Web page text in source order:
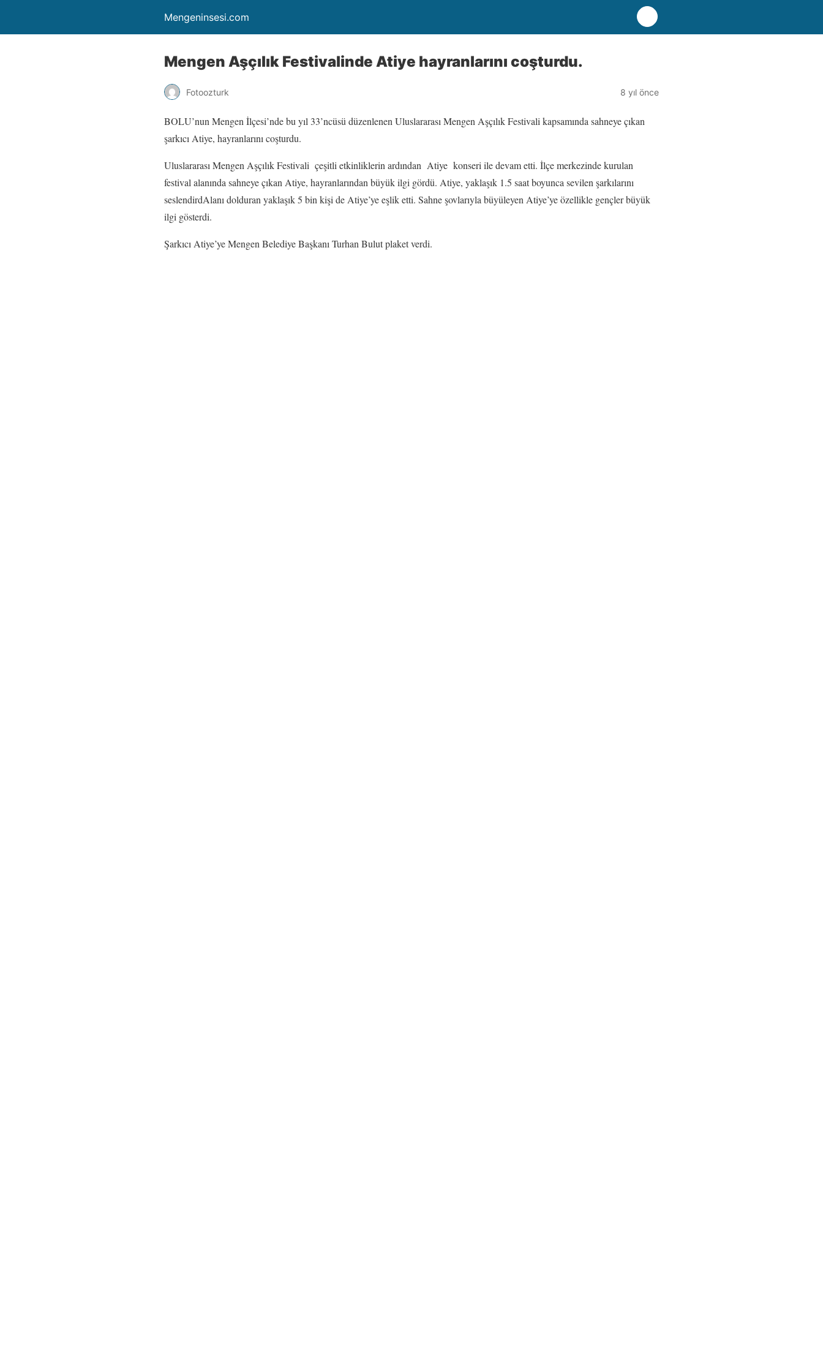
Mengeninsesi.com
Mengen Aşçılık Festivalinde Atiye hayranlarını coşturdu.
Fotoozturk 8 yıl önce
BOLU’nun Mengen İlçesi’nde bu yıl 33’ncüsü düzenlenen Uluslararası Mengen Aşçılık Festivali kapsamında sahneye çıkan
şarkıcı Atiye, hayranlarını coşturdu.
Uluslararası Mengen Aşçılık Festivali çeşitli etkinliklerin ardından Atiye konseri ile devam etti. İlçe merkezinde kurulan
festival alanında sahneye çıkan Atiye, hayranlarından büyük ilgi gördü. Atiye, yaklaşık 1.5 saat boyunca sevilen şarkılarını
seslendirdAlanı dolduran yaklaşık 5 bin kişi de Atiye’ye eşlik etti. Sahne şovlarıyla büyüleyen Atiye’ye özellikle gençler büyük
ilgi gösterdi.
Şarkıcı Atiye’ye Mengen Belediye Başkanı Turhan Bulut plaket verdi.